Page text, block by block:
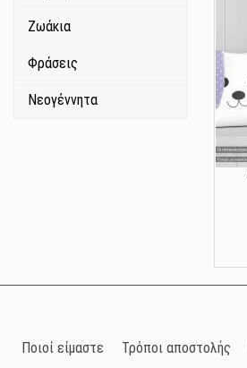
Ζωάκια
Φράσεις
Νεογέννητα
Ποιοί είμαστε Τρόποι αποστολής